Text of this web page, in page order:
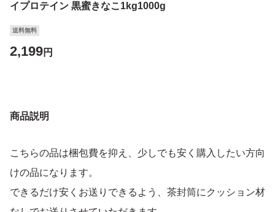
イプロテイン 黒蜜きなこ1kg1000g
送料無料
2,199円
商品説明
こちらの品は梱包費を抑え、少しでも安く購入したい方向
けの品になります。
できるだけ安くお送りできるよう、茶封筒にクッション材